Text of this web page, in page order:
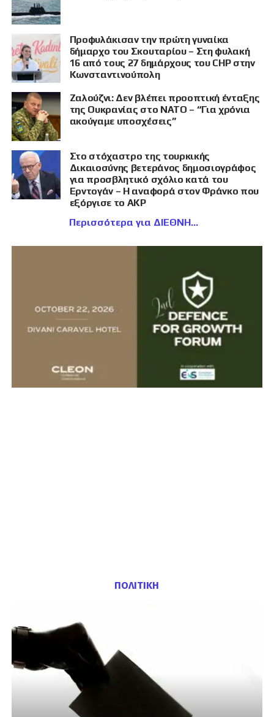
Προφυλάκισαν την πρώτη γυναίκα
δήμαρχο του Σκουταρίου – Στη φυλακή
16 από τους 27 δημάρχους του CHP στην
Κωνσταντινούπολη
Ζαλούζνι: Δεν βλέπει προοπτική ένταξης
της Ουκρανίας στο ΝΑΤΟ – “Για χρόνια
ακούγαμε υποσχέσεις”
Στο στόχαστρο της τουρκικής
Δικαιοσύνης βετεράνος δημοσιογράφος
για προσβλητικό σχόλιο κατά του
Ερντογάν – Η αναφορά στον Φράνκο που
εξόργισε το AKP
Περισσότερα για ΔΙΕΘΝΗ
ΠΟΛΙΤΙΚΗ